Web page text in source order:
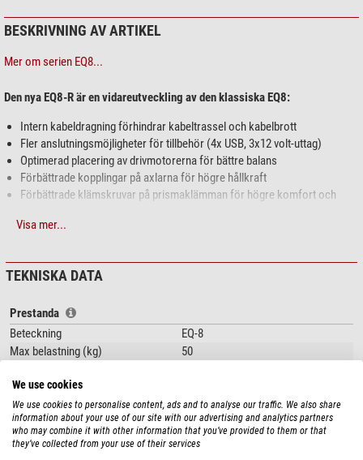
BESKRIVNING AV ARTIKEL
Mer om serien EQ8...
Den nya EQ8-R är en vidareutveckling av den klassiska EQ8:
Intern kabeldragning förhindrar kabeltrassel och kabelbrott
Fler anslutningsmöjligheter för tillbehör (4x USB, 3x12 volt-uttag)
Optimerad placering av drivmotorerna för bättre balans
Förbättrade kopplingar på axlarna för högre hållkraft
Förbättrade klämskruvar på prismaklämman för högre komfort och
Remdrift i deklinationen för en tystare gång
I den nya versionen av EQ8 har
Monteringen Skywatcher EQ-8 - astrofotografering för stora teleskop
Söker du en kraftfull montering till ett överkomligt pris? Den nya
monteringen Skywatcher EQ-8 erbjuder båda. Under lång tid var
och mycket dyra, kraftfulla monteringar. Med Skywatcher EQ-8 bygger
Skywatcher en ny bro - och en mycket stabil sådan...
Extremt hög lastkapacitet på upp till 50 kg
Visa mer...
TEKNISKA DATA
Prestanda
Beteckning
EQ-8
Max belastning (kg)
50
Guidningssätt
Guidningshastigheter
solar, lunar, sideral
Motvikt(er)
2 x 10kg
Finjustering av azimuth (°)
+/- 10°
We use cookies
We use cookies to personalise content, ads and to analyse our traffic. We also share
information about your use of our site with our advertising and analytics partners
who may combine it with other information that you’ve provided to them or that
they’ve collected from your use of their services